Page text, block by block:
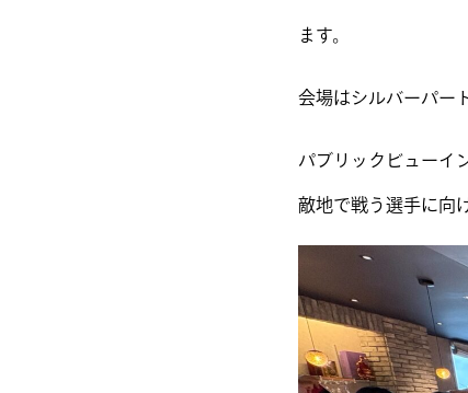
ます。
会場はシルバーパー
パブリックビューイ
敵地で戦う選手に向